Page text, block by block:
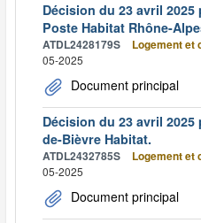
Décision du 23 avril
Poste Habitat Rhône-
ATDL2428179S Logement et
05-2025
Document principal
Décision du 23 avril 2025
de-Bièvre Habitat.
ATDL2432785S Logement et
05-2025
Document principal